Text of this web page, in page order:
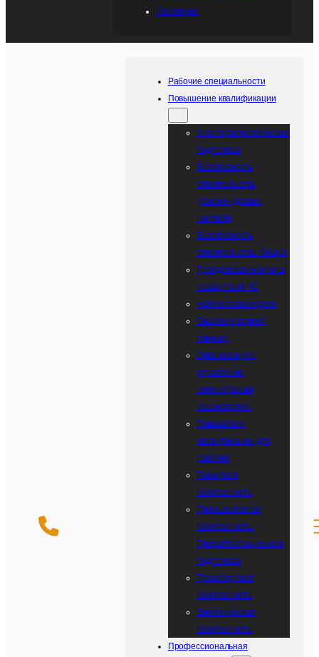
Логопедия
Рабочие специальности
Повышение квалификации
Антитеррористическая
подготовка
Безопасность
строительства
(рекомендовано
нострой)
Безопасность
строительства. Общее
Гражданская оборона
и защита от ЧС
Нефтегазовое дело
Оказание первой
помощи
Организация и
управление
инженерными
изысканиями.
Повышение
квалификации для
рабочих
Пожарная
безопасность
Промышленная
безопасность.
Предаттестационная
подготовка
Транспортная
безопасность
Экологическая
безопасность
Профессиональная